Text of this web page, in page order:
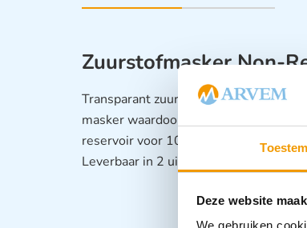
Deze website
Zuurstofmasker Non-
Transparant zuurstofmasker, met zak,
masker waardoor de uitgeademde
reservoir voor 100 %
Leverbaar in 2 uitvoeringen: -